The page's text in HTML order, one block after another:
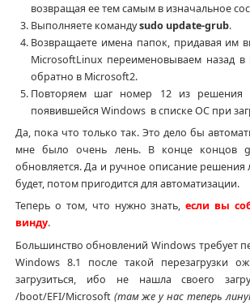
возвращая ее тем самым в изначальное
Выполняете командуsudo update-grub.
Возвращаете имена папок, придавая им
MicrosoftLinux переименовываем назад
обратно в Microsoft2.
Повторяем шаг номер 12 из решения
появившейся Windows в списке ОС при
Да, пока что только так. Это дело бы
мне было очень лень. В конце концов
обновляется. Да и ручное описание
будет, потом пригодится для автоматизации.
Теперь о том, что нужно знать,если вы
винду.
Большинство обновлений Windows требует
Windows 8.1 после такой перезагрузки
загрузиться, ибо не нашла своего
/boot/EFI/Microsoft (там же у нас теперь